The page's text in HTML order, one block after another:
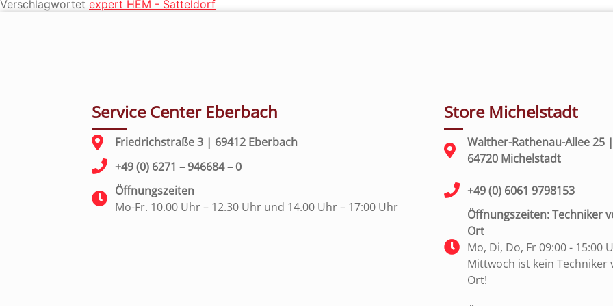
Verschlagwortet expert HEM - Satteldorf
Service Center Eberbach
Friedrichstraße 3 | 69412 Eberbach
+49 (0) 6271 – 946684 – 0
Öffnungszeiten
Mo-Fr. 10.00 Uhr – 12.30 Uhr und 14.00 Uhr – 17:00 Uhr
Store Michelstadt
Walther-Rathenau-Allee 25
64720 Michelstadt
+49 (0) 6061 9798153
Öffnungszeiten: Techniker
Ort
Mo, Di, Do, Fr 09:00 - 15:00
Mittwoch ist kein Techniker
Ort!